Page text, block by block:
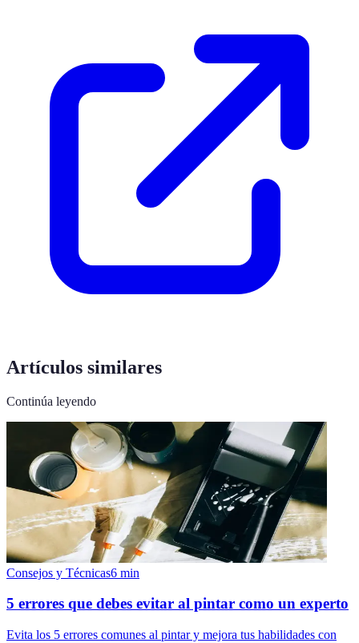
Artículos similares
Continúa leyendo
Consejos y Técnicas6 min
5 errores que debes evitar al pintar como un experto
Evita los 5 errores comunes al pintar y mejora tus habilidades con